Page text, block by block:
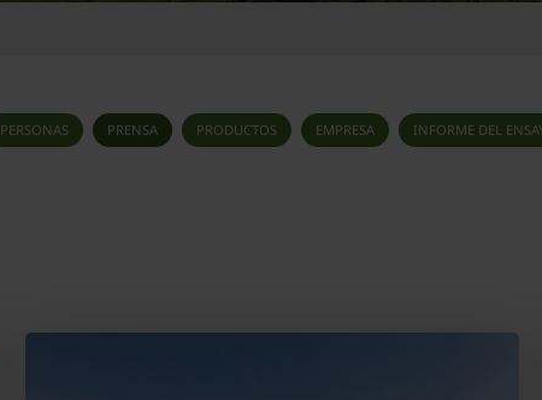
PERSONAS PRENSA PRODUCTOS EMPRESA INFORME DEL